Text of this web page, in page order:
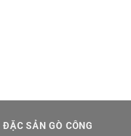
ĐẶC SẢN GÒ CÔNG